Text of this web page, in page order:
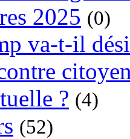
2025 (0)
va-t-il
? (4)
(52)